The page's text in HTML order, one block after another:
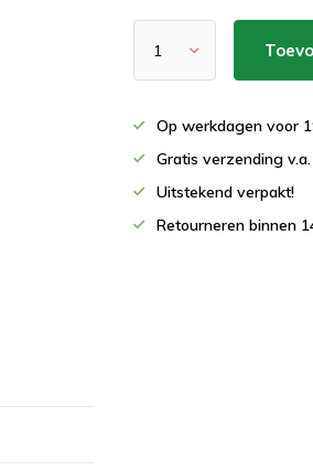
Op werkdagen voor
Gratis verzending
Uitstekend verpakt!
Retourneren binnen